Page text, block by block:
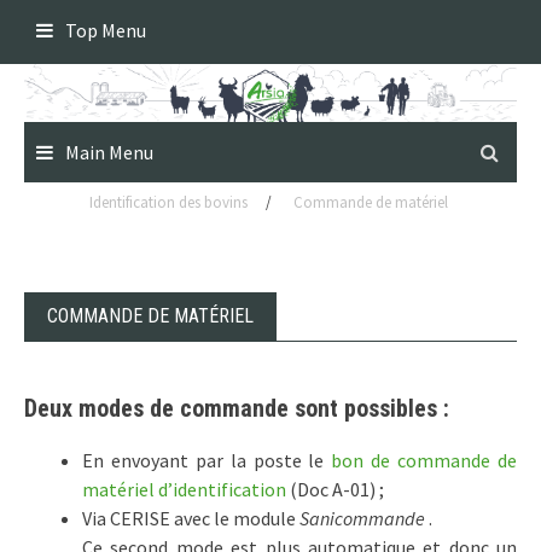
content
Top Menu
Main Menu
Identification des bovins / Commande de matériel
COMMANDE DE MATÉRIEL
Deux modes de commande sont possibles :
En envoyant par la poste le bon de commande de
matériel d’identification (Doc A-01) ;
Via CERISE avec le module Sanicommande .
Ce second mode est plus automatique et donc un